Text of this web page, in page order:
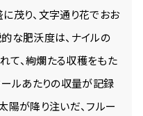
茂り、文字通り花でおお
な肥沃度は、ナイルの
て、絢爛たる収穫をもた
ールあたりの収量が記録
陽が降り注いだ、フルー